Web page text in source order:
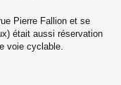
Pierre Fallion et se
était aussi réservation
voie cyclable.